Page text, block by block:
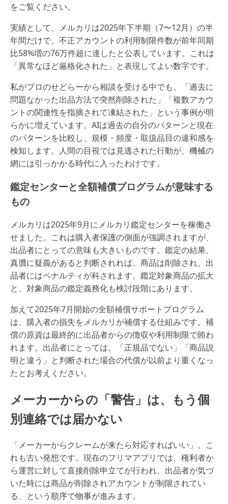
をご覧ください。
実績として、メルカリは2025年下半期（7〜12月）の半
年間だけで、不正アカウントの利用制限件数が前年同期
比58%増の76万件超に達したと公表しています。これは
「異常なほど厳格化された」と表現してよい数字です。
私がプロのせどらーから相談を受ける中でも、「過去に
問題なかった出品方法で突然削除された」「複数アカウ
ントの関連性を指摘されて凍結された」という事例が明
らかに増えています。AIは過去の自分のパターンと現在
のパターンを比較し、規模・頻度・取扱品目の違和感を
検知します。人間の目視では見逃された行動が、機械の
網には引っかかる時代に入ったわけです。
鑑定センターと全額補償プログラムが意味する
もの
メルカリは2025年9月にメルカリ鑑定センターを稼働さ
せました。これは購入者保護の側面が強調されますが、
出品者にとっての意味も大きいものです。鑑定の結果、
真贋に疑義があると判断されれば、商品は削除され、出
品者にはペナルティが科されます。鑑定対象商品の拡大
と、対象商品の鑑定義務化も検討段階にあります。
加えて2025年7月開始の全額補償サポートプログラム
は、購入者の損失をメルカリが補償する仕組みです。補
償の原資は最終的に出品者からの徴収や利用制限で賄わ
れます。出品者にとっては、「正規品でない」「商品説
明と違う」と判断された場合の代償が以前より重くなっ
たとお考えください。
メーカーからの「警告」は、もう個
別連絡では届かない
「メーカーからクレームが来たら対応すればいい」。こ
れも古い発想です。現在のフリマアプリでは、権利者か
ら運営に対して直接削除申立てが行われ、出品者が気づ
いた時には商品が削除されアカウントが制限されてい
る、という順序で物事が進みます。